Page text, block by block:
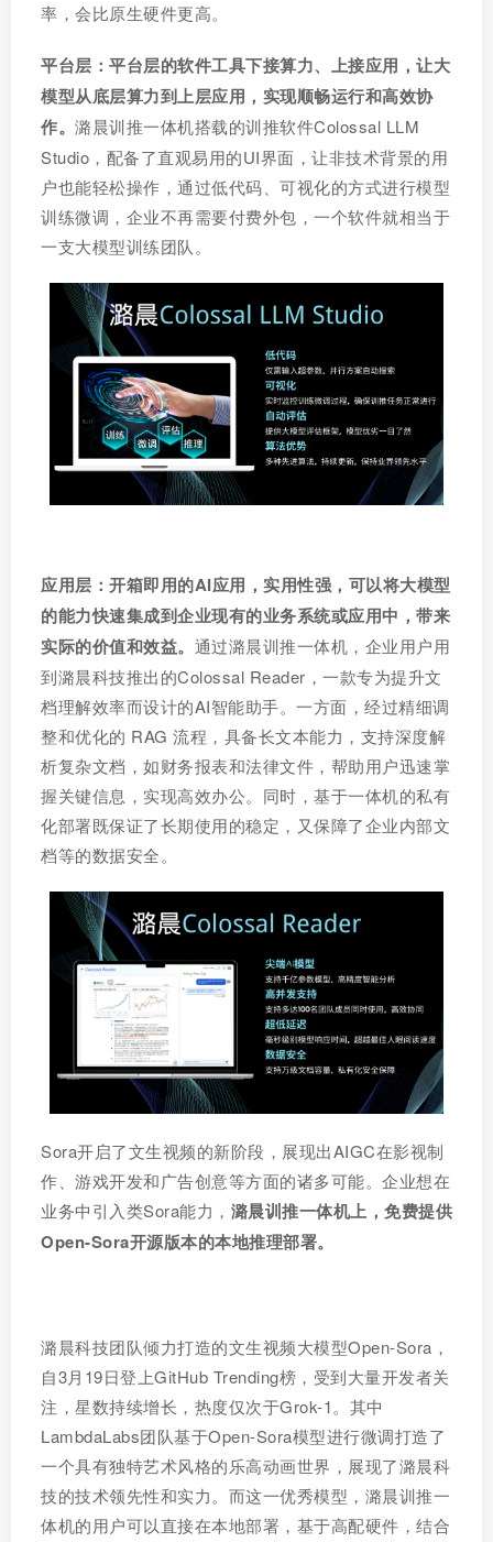
率，会比原生硬件更高。
平台层：平台层的软件工具下接算力、上接应用，让大
模型从底层算力到上层应用，实现顺畅运行和高效协
作。 潞晨训推一体机搭载的训推软件Colossal LLM
Studio，配备了直观易用的UI界面，让非技术背景的用
户也能轻松操作，通过低代码、可视化的方式进行模型
训练微调，企业不再需要付费外包，一个软件就相当于
一支大模型训练团队。
应用层：开箱即用的AI应用，实用性强，可以将大模型
的能力快速集成到企业现有的业务系统或应用中，带来
实际的价值和效益。 通过潞晨训推一体机，企业用户用
到潞晨科技推出的Colossal Reader，一款专为提升文
档理解效率而设计的AI智能助手。一方面，经过精细调
整和优化的 RAG 流程，具备长文本能力，支持深度解
析复杂文档，如财务报表和法律文件，帮助用户迅速掌
握关键信息，实现高效办公。同时，基于一体机的私有
化部署既保证了长期使用的稳定，又保障了企业内部文
档等的数据安全。
Sora开启了文生视频的新阶段，展现出AIGC在影视制
作、游戏开发和广告创意等方面的诸多可能。企业想在
业务中引入类Sora能力， 潞晨训推一体机上，免费提供
Open-Sora开源版本的本地推理部署。
潞晨科技团队倾力打造的文生视频大模型Open-Sora，
自3月19日登上GitHub Trending榜，受到大量开发者关
注，星数持续增长，热度仅次于Grok-1。其中
LambdaLabs团队基于Open-Sora模型进行微调打造了
一个具有独特艺术风格的乐高动画世界，展现了潞晨科
技的技术领先性和实力。而这一优秀模型，潞晨训推一
体机的用户可以直接在本地部署，基于高配硬件，结合